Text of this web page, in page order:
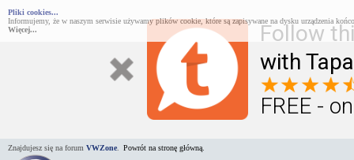
Follow
with
FREE -
Pliki cookies...
Informujemy, że w naszym serwisie używamy plików cookie, które są zapisywane na dysku urządzenia
Więcej...
Znajdujesz się na forum VWZone Powrót na stronę główną.